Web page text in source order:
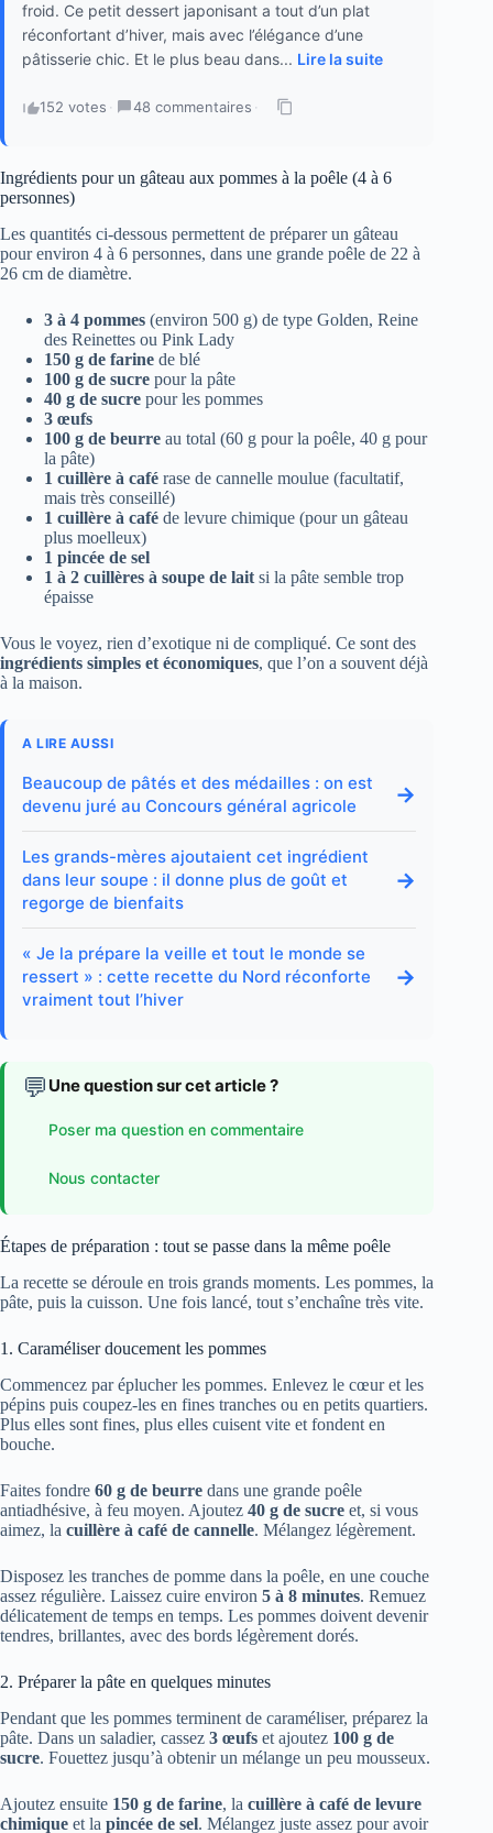
froid. Ce petit dessert japonisant a tout d’un plat
réconfortant d’hiver, mais avec l’élégance d’une
pâtisserie chic. Et le plus beau dans... Lire la suite
152 votes · 48 commentaires ·
Ingrédients pour un gâteau aux pommes à la poêle (4 à 6
personnes)
Les quantités ci-dessous permettent de préparer un gâteau
pour environ 4 à 6 personnes, dans une grande poêle de 22 à
26 cm de diamètre.
3 à 4 pommes (environ 500 g) de type Golden, Reine
des Reinettes ou Pink Lady
150 g de farine de blé
100 g de sucre pour la pâte
40 g de sucre pour les pommes
3 œufs
100 g de beurre au total (60 g pour la poêle, 40 g pour
la pâte)
1 cuillère à café rase de cannelle moulue (facultatif,
mais très conseillé)
1 cuillère à café de levure chimique (pour un gâteau
plus moelleux)
1 pincée de sel
1 à 2 cuillères à soupe de lait si la pâte semble trop
épaisse
Vous le voyez, rien d’exotique ni de compliqué. Ce sont des
ingrédients simples et économiques, que l’on a souvent déjà
à la maison.
A LIRE AUSSI
Beaucoup de pâtés et des médailles : on est
devenu juré au Concours général agricole
→
Les grands-mères ajoutaient cet ingrédient
dans leur soupe : il donne plus de goût et
regorge de bienfaits
→
« Je la prépare la veille et tout le monde se
ressert » : cette recette du Nord réconforte
vraiment tout l’hiver
→
💬 Une question sur cet article ?
Poser ma question en commentaire
Nous contacter
Étapes de préparation : tout se passe dans la même poêle
La recette se déroule en trois grands moments. Les pommes, la
pâte, puis la cuisson. Une fois lancé, tout s’enchaîne très vite.
1. Caraméliser doucement les pommes
Commencez par éplucher les pommes. Enlevez le cœur et les
pépins puis coupez-les en fines tranches ou en petits quartiers.
Plus elles sont fines, plus elles cuisent vite et fondent en
bouche.
Faites fondre 60 g de beurre dans une grande poêle
antiadhésive, à feu moyen. Ajoutez 40 g de sucre et, si vous
aimez, la cuillère à café de cannelle. Mélangez légèrement.
Disposez les tranches de pomme dans la poêle, en une couche
assez régulière. Laissez cuire environ 5 à 8 minutes. Remuez
délicatement de temps en temps. Les pommes doivent devenir
tendres, brillantes, avec des bords légèrement dorés.
2. Préparer la pâte en quelques minutes
Pendant que les pommes terminent de caraméliser, préparez la
pâte. Dans un saladier, cassez 3 œufs et ajoutez 100 g de
sucre. Fouettez jusqu’à obtenir un mélange un peu mousseux.
Ajoutez ensuite 150 g de farine, la cuillère à café de levure
chimique et la pincée de sel. Mélangez juste assez pour avoir